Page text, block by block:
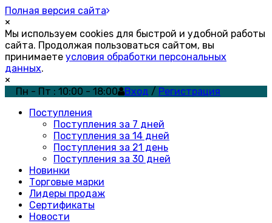
Полная версия сайта
×
Мы используем cookies для быстрой и удобной работы
сайта. Продолжая пользоваться сайтом, вы
принимаете условия обработки персональных
данных.
×
Пн - Пт : 10:00 - 18:00
Вход / Регистрация
Поступления
Поступления за 7 дней
Поступления за 14 дней
Поступления за 21 день
Поступления за 30 дней
Новинки
Торговые марки
Лидеры продаж
Сертификаты
Новости